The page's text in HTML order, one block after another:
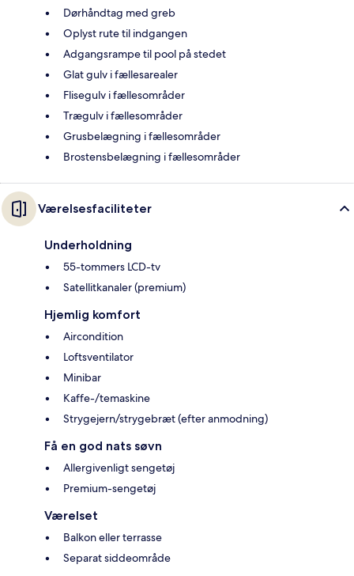
Dørhåndtag med greb
Oplyst rute til indgangen
Adgangsrampe til pool på stedet
Glat gulv i fællesarealer
Flisegulv i fællesområder
Trægulv i fællesområder
Grusbelægning i fællesområder
Brostensbelægning i fællesområder
Værelsesfaciliteter
Underholdning
55-tommers LCD-tv
Satellitkanaler (premium)
Hjemlig komfort
Aircondition
Loftsventilator
Minibar
Kaffe-/temaskine
Strygejern/strygebræt (efter anmodning)
Få en god nats søvn
Allergivenligt sengetøj
Premium-sengetøj
Værelset
Balkon eller terrasse
Separat siddeområde